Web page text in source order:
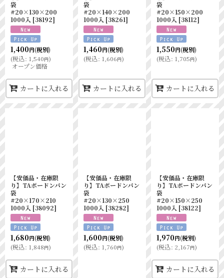
袋
#20×130×200
1000入 [38192]
1,400円(税別)
(税込: 1,540円)
オープン価格
カートに入れる
袋
#20×140×200
1000入 [38261]
1,460円(税別)
(税込: 1,606円)
カートに入れる
袋
#20×150×200
1000入 [38112]
1,550円(税別)
(税込: 1,705円)
カートに入れる
【安価品・在庫限
り】TAボードンパン
袋
#20×170×210
1000入 [38092]
1,680円(税別)
(税込: 1,848円)
カートに入れる
【安価品・在庫限
り】TAボードンパン
袋
#20×130×250
1000入 [38282]
1,600円(税別)
(税込: 1,760円)
【安価品・在庫限
り】TAボードンパン
袋
#20×150×250
1000入 [38122]
1,970円(税別)
(税込: 2,167円)
カートに入れる